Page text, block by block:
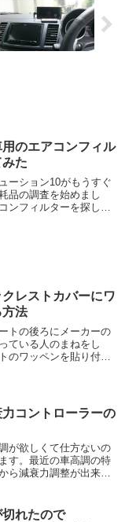
のエアコンフィル
た
ーション10がもうすぐ
品の調査を始めまし
ンフィルターを探しま
レストカバーにワ
方法
トの後ろにメーカーの
ている人のまねをし
のワッペンを貼り付け
ックテープ...
コントローラーの
が欲しくて仕方ないの
す。最近の車高調の特
ら減衰力調整が出来る
思うので各社のモデル
れたので